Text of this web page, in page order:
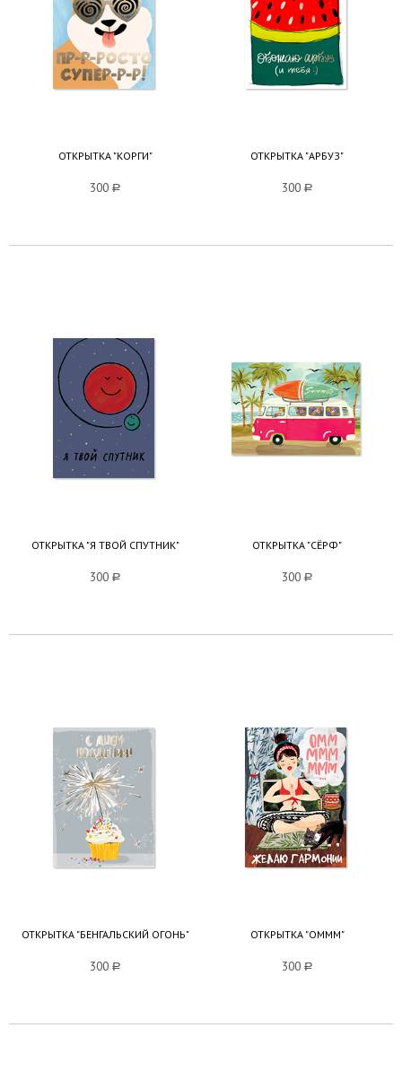
ОТКРЫТКА "КОРГИ"
300 a
ОТКРЫТКА "АРБУЗ"
300 a
ОТКРЫТКА "Я ТВОЙ СПУТНИК"
300 a
ОТКРЫТКА "СЁРФ"
300 a
ОТКРЫТКА "БЕНГАЛЬСКИЙ ОГОНЬ"
300 a
ОТКРЫТКА "ОМММ"
300 a